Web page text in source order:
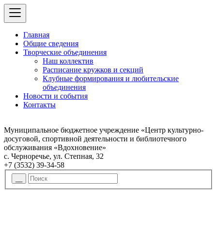
Главная
Общие сведения
Творческие объединения
Наш коллектив
Расписание кружков и секций
Клубные формирования и любительские
объединения
Новости и события
Контакты
Муниципальное бюджетное учреждение «Центр культурно-
досуговой, спортивной деятельности и библиотечного
обслуживания «Вдохновение»
с. Черноречье, ул. Степная, 32
+7 (3532) 39-34-58